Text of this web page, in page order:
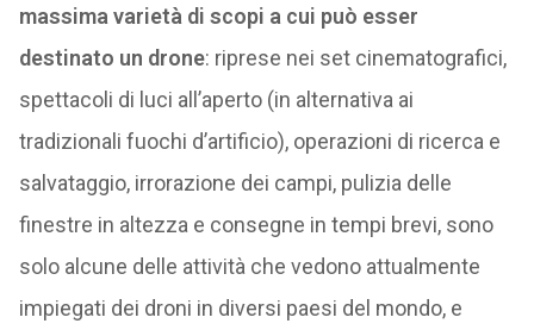
massima varietà di scopi a cui può esser
destinato un drone: riprese nei set cinematografici,
spettacoli di luci all’aperto (in alternativa ai
tradizionali fuochi d’artificio), operazioni di ricerca e
salvataggio, irrorazione dei campi, pulizia delle
finestre in altezza e consegne in tempi brevi, sono
solo alcune delle attività che vedono attualmente
impiegati dei droni in diversi paesi del mondo, e